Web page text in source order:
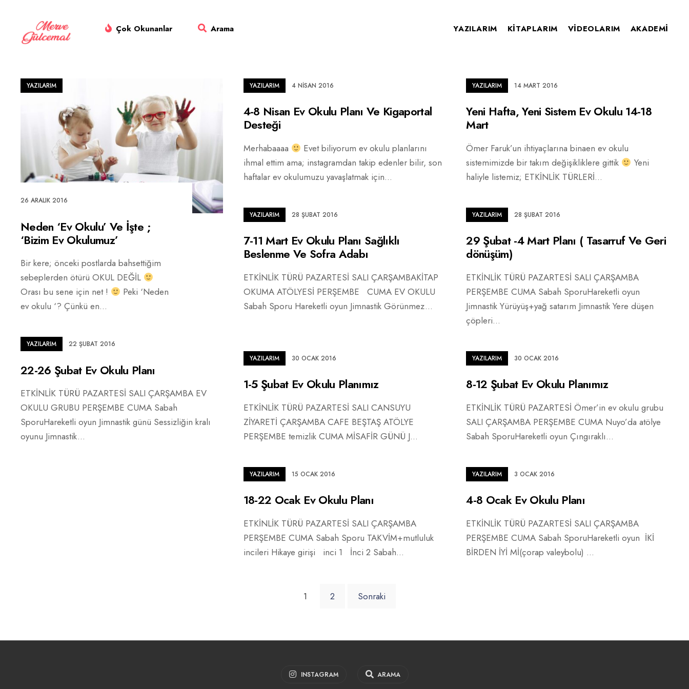
content
Çok Okunanlar Arama YAZILARIM KITAPLARIM VIDEOLARIM AKADEMI
YAZILARIM
26 ARALIK 2016
Neden ‘Ev Okulu’ Ve İşte ;
‘Bizim Ev Okulumuz’
Bir kere; önceki postlarda bahsettiğim
sebeplerden ötürü OKUL DEĞİL
Orası bu sene için net !
Peki ‘Neden
ev okulu ‘? Çünkü en...
YAZILARIM 4 NISAN 2016
4-8 Nisan Ev Okulu Planı Ve Kigaportal
Desteği
Merhabaaaa
Evet biliyorum ev okulu planlarını
ihmal ettim ama; instagramdan takip edenler bilir, son
haftalar ev okulumuzu yavaşlatmak için...
YAZILARIM 14 MART 2016
Yeni Hafta, Yeni Sistem Ev Okulu 14-18
Mart
Ömer Faruk’un ihtiyaçlarına binaen ev okulu
sistemimizde bir takım değişikliklere gittik
Yeni
haliyle listemiz; ETKİNLİK TÜRLERİ...
YAZILARIM 28 ŞUBAT 2016
7-11 Mart Ev Okulu Planı Sağlıklı
Beslenme Ve Sofra Adabı
ETKİNLİK TÜRÜ PAZARTESİ SALI ÇARŞAMBAKİTAP
OKUMA ATÖLYESİ PERŞEMBE CUMA EV OKULU
Sabah Sporu Hareketli oyun Jimnastik Görünmez...
YAZILARIM 28 ŞUBAT 2016
29 Şubat -4 Mart Planı ( Tasarruf Ve Geri
dönüşüm)
ETKİNLİK TÜRÜ PAZARTESİ SALI ÇARŞAMBA
PERŞEMBE CUMA Sabah SporuHareketli oyun
Jimnastik Yürüyüş+yağ satarım Jimnastik Yere düşen
çöpleri...
YAZILARIM 22 ŞUBAT 2016
22-26 Şubat Ev Okulu Planı
ETKİNLİK TÜRÜ PAZARTESİ SALI ÇARŞAMBA EV
OKULU GRUBU PERŞEMBE CUMA Sabah
SporuHareketli oyun Jimnastik günü Sessizliğin kralı
oyunu Jimnastik...
YAZILARIM 30 OCAK 2016
1-5 Şubat Ev Okulu Planımız
ETKİNLİK TÜRÜ PAZARTESİ SALI CANSUYU
ZİYARETİ ÇARŞAMBA CAFE BEŞTAŞ ATÖLYE
PERŞEMBE temizlik CUMA MİSAFİR GÜNÜ J...
YAZILARIM 30 OCAK 2016
8-12 Şubat Ev Okulu Planımız
ETKİNLİK TÜRÜ PAZARTESİ Ömer’in ev okulu grubu
SALI ÇARŞAMBA PERŞEMBE CUMA Nuyo’da atölye
Sabah SporuHareketli oyun Çıngıraklı...
YAZILARIM 15 OCAK 2016
18-22 Ocak Ev Okulu Planı
ETKİNLİK TÜRÜ PAZARTESİ SALI ÇARŞAMBA
PERŞEMBE CUMA Sabah Sporu TAKVİM+mutluluk
incileri Hikaye girişi inci 1 İnci 2 Sabah...
YAZILARIM 3 OCAK 2016
4-8 Ocak Ev Okulu Planı
ETKİNLİK TÜRÜ PAZARTESİ SALI ÇARŞAMBA
PERŞEMBE CUMA Sabah SporuHareketli oyun İKİ
BİRDEN İYİ Mİ(çorap valeybolu) ...
1 2 Sonraki
INSTAGRAM ARAMA